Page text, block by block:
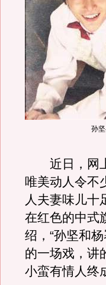
孙
近日，网上
唯美动人令不
人夫妻味儿十
在红色的中式
绍，“孙坚和
的一场戏，讲
小蛮有情人终